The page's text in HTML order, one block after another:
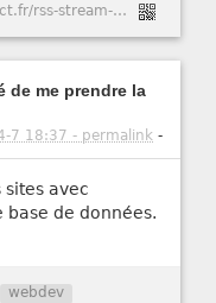
https://www.green-effect.fr/rss-stream-suivre-des-videos-youtube-et-peertube-sans-se-faire-bouffer-par-l-algo
de me prendre la
7 18:37 - permalink -
avec
base de données.
webdev